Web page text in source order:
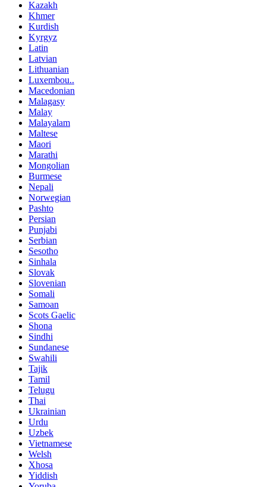
Kazakh
Khmer
Kurdish
Kyrgyz
Latin
Latvian
Lithuanian
Luxembou..
Macedonian
Malagasy
Malay
Malayalam
Maltese
Maori
Marathi
Mongolian
Burmese
Nepali
Norwegian
Pashto
Persian
Punjabi
Serbian
Sesotho
Sinhala
Slovak
Slovenian
Somali
Samoan
Scots Gaelic
Shona
Sindhi
Sundanese
Swahili
Tajik
Tamil
Telugu
Thai
Ukrainian
Urdu
Uzbek
Vietnamese
Welsh
Xhosa
Yiddish